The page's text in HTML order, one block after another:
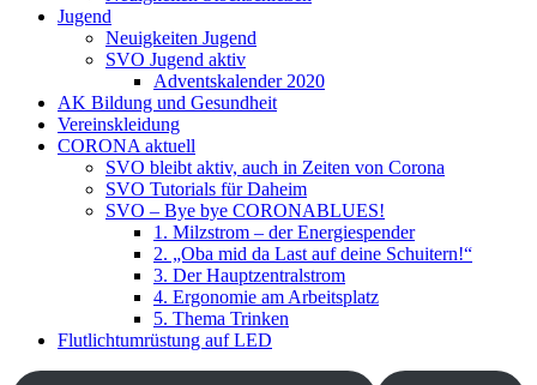
Jugend
Neuigkeiten Jugend
SVO Jugend aktiv
Adventskalender 2020
AK Bildung und Gesundheit
Vereinskleidung
CORONA aktuell
SVO bleibt aktiv, auch in Zeiten von Corona
SVO Tutorials für Daheim
SVO – Bye bye CORONABLUES!
1. Milzstrom – der Energiespender
2. „Oba mid da Last auf deine Schuitern!“
3. Der Hauptzentralstrom
4. Ergonomie am Arbeitsplatz
5. Thema Trinken
Flutlichtumrüstung auf LED